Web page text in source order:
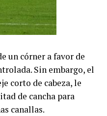
un córner a favor de
Sin embargo, el
corto de cabeza, le
de cancha para
canallas.